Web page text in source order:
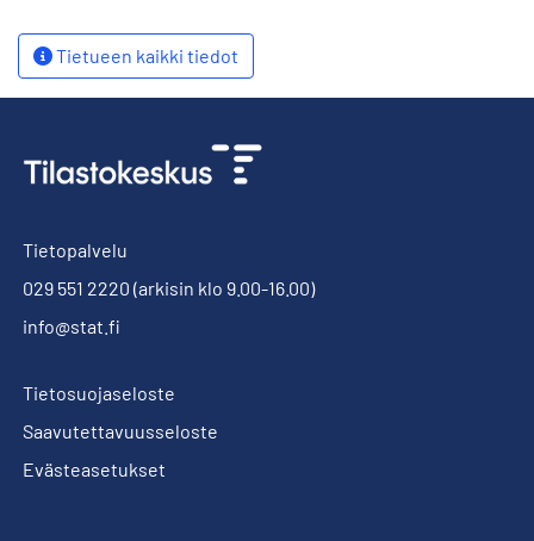
Tietueen kaikki tiedot
Tietopalvelu
029 551 2220 (arkisin klo 9.00-16.00)
info@stat.fi
Tietosuojaseloste
Saavutettavuusseloste
Evästeasetukset